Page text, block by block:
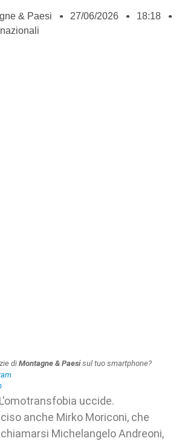
& Paesi 27/06/2026
18:18
di Montagne & Paesisul tuo smartphone?
uccide.
anche Mirko Moriconi, che
Michelangelo Andreoni,